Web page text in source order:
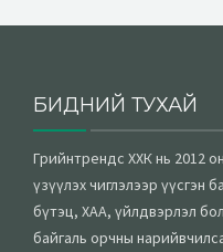
БИДНИЙ ТУХАЙ
Грийнтрендс ХХК нь 2012
үзүүлэх чиглэлээр үүсгэн
бүтэц, ХАА, үйлдвэрлэл
байгаль орчны